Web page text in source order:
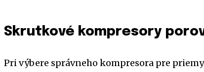
Skrutkové kompresory
Pri výbere správneho kompresora pre